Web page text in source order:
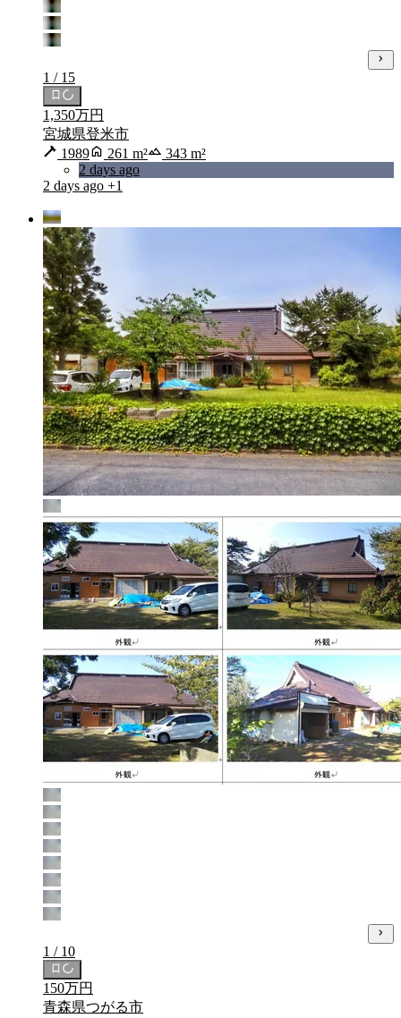
1 / 15
1,350万円
宮城県登米市
1989
261 m²
343 m²
2 days ago
2 days ago +1
1 / 10
150万円
青森県つがる市